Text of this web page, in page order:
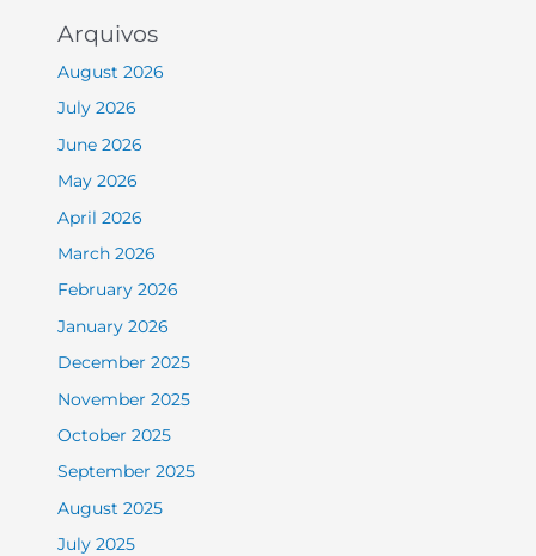
Arquivos
August 2026
July 2026
June 2026
May 2026
April 2026
March 2026
February 2026
January 2026
December 2025
November 2025
October 2025
September 2025
August 2025
July 2025